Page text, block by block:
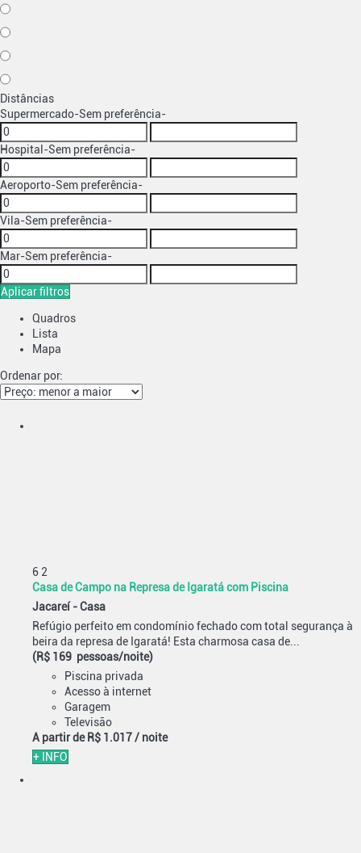
Distâncias
Supermercado-Sem preferência-
Hospital -Sem preferência-
Aeroporto-Sem preferência-
Vila-Sem preferência-
Mar-Sem preferência-
Aplicar filtros
Quadros
Lista
Mapa
Ordenar por:
6 2
Casa de Campo na Represa de Igaratá com Piscina
Jacareí -Casa
Refúgio perfeito em condomínio fechado com total segurança à
beira da represa de Igaratá! Esta charmosa casa de...
(R$ 169 pessoas/noite)
Piscina privada
Acesso à internet
Garagem
Televisão
A partir de R$ 1.017/ noite
+ INFO